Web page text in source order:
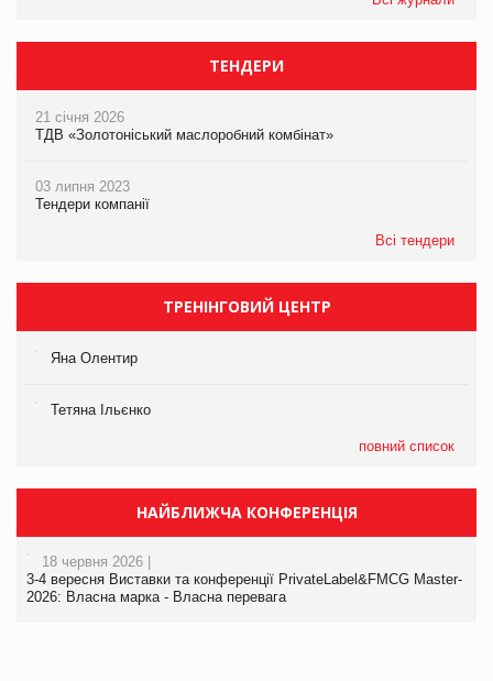
ТЕНДЕРИ
21 січня 2026
ТДВ «Золотоніський маслоробний комбінат»
03 липня 2023
Тендери компанії
Всі тендери
ТРЕНІНГОВИЙ ЦЕНТР
Яна Олентир
Тетяна Ільєнко
повний список
НАЙБЛИЖЧА КОНФЕРЕНЦІЯ
18 червня 2026 |
3-4 вересня Виставки та конференції PrivateLabel&FMCG Master-
2026: Власна марка - Власна перевага